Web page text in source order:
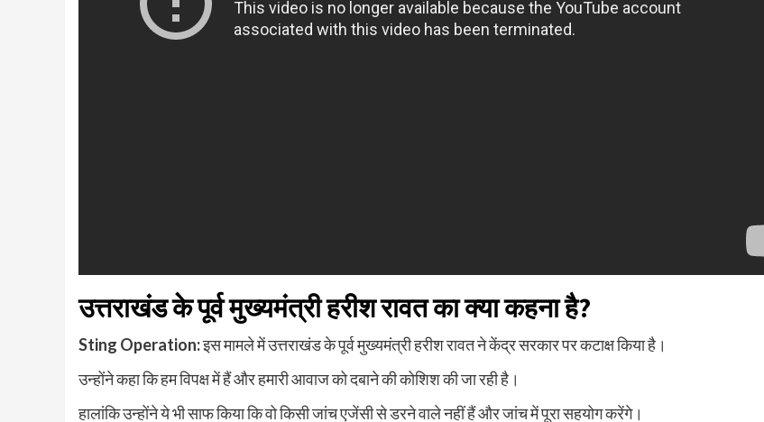
उत्तराखंड के पूर्व मुख्यमंत्री हरीश रावत का क्या कहना है?
Sting Operation:इस मामले में उत्तराखंड के पूर्व मुख्यमंत्री हरीश रावत ने केंद्र सरकार पर कटाक्ष किया है।
उन्होंने कहा कि हम विपक्ष में हैं और हमारी आवाज को दबाने की कोशिश की जा रही है।
हालांकि उन्होंने ये भी साफ किया कि वो किसी जांच एजेंसी से डरने वाले नहीं हैं और जांच में पूरा सहयोग करेंगे।